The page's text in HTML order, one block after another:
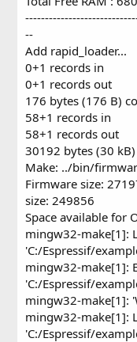
text|
irom0_text|
В irom0_text
байт использовано
Остаток -> 233253
что web-диск
килобайт Flash ( т.е.
модулях с Flash
в irom0_text
случае, если
--
Add rapid_loader...
0+1 records in
0+1 records out
176 bytes (176 B)
58+1 records in
58+1 records out
30192 bytes (30
Make: ../bin/
Firmware size:
size: 249856
Space available for
mingw32-make[1]:
'C:/Espressif/
mingw32-make[1]:
'C:/Espressif/
mingw32-make[1]:
mingw32-make[1]:
'C:/Espressif/